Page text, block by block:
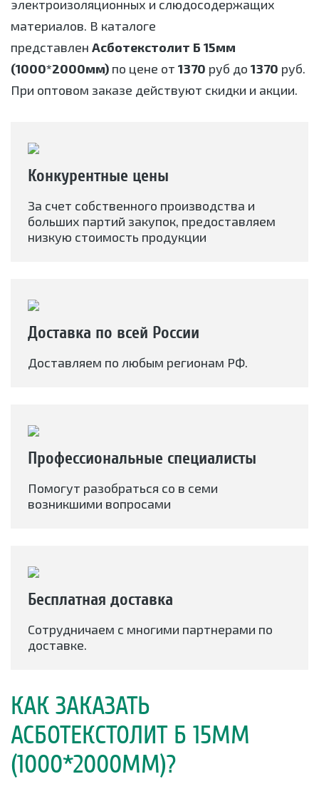
электроизоляционных и слюдосодержащих
материалов. В каталоге
представлен Асботекстолит Б 15мм
(1000*2000мм) по цене от 1370 руб до 1370 руб.
При оптовом заказе действуют скидки и акции.
Конкурентные цены
За счет собственного производства и
больших партий закупок, предоставляем
низкую стоимость продукции
Доставка по всей России
Доставляем по любым регионам РФ.
Профессиональные специалисты
Помогут разобраться со в семи
возникшими вопросами
Бесплатная доставка
Сотрудничаем с многими партнерами по
доставке.
КАК ЗАКАЗАТЬ
АСБОТЕКСТОЛИТ Б 15ММ
(1000*2000ММ)?